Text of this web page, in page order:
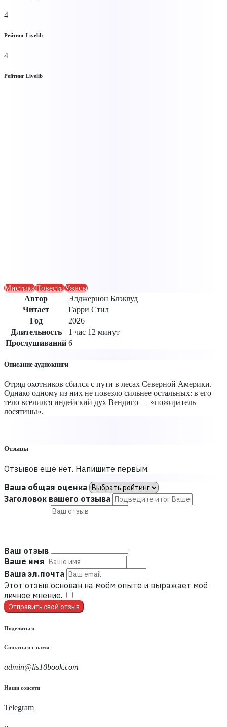
4
Рейтинг Livelib
4
Рейтинг Livelib
МистикаПовестиУжасы
Автор
Элджернон Блэквуд
Читает
Гарри Стил
Год
2026
Длительность
1 час 12 минут
Прослушиваний 6
Описание аудиокниги
Отряд охотников сбился с пути в лесах Северной Америки.
Однако одному из них не повезло сильнее остальных: в его
тело вселился индейский дух Вендиго — «пожиратель
лосятины».
Отзывы
Отзывов ещё нет. Напишите первым.
Ваша общая оценка
Заголовок вашего отзыва
Ваш отзыв
Ваше имя
Ваша эл.почта
Этот отзыв основан на моём опыте и выражает моё
личное мнение.
Отправить свой отзыв
Поделиться
Связаться с нами
admin@lis10book.com
Наши соцсети
Telegram